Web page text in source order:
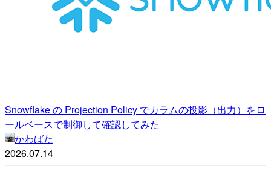
Snowflake の Projection Policy でカラムの投影（出力）をロ
ールベースで制御して確認してみた
かわばた
2026.07.14